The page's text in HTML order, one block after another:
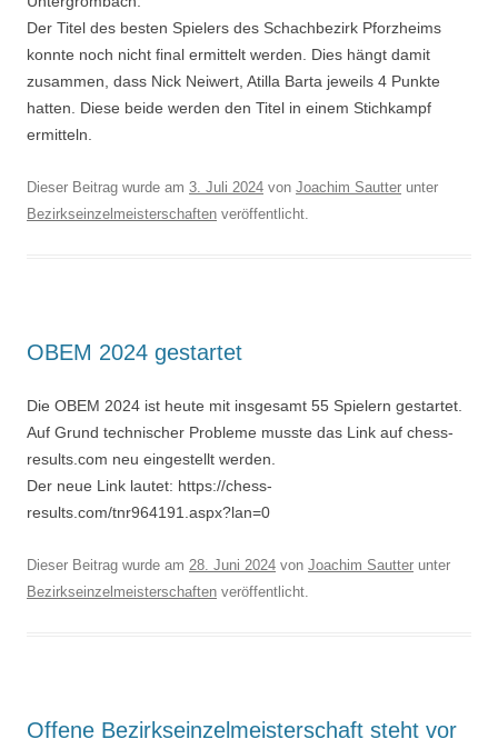
Der Titel des besten Spielers des Schachbezirk Pforzheims
konnte noch nicht final ermittelt werden. Dies hängt damit
zusammen, dass Nick Neiwert, Atilla Barta jeweils 4 Punkte
hatten. Diese beide werden den Titel in einem Stichkampf
ermitteln.
Dieser Beitrag wurde am 3. Juli 2024 von Joachim Sautter unter
Bezirkseinzelmeisterschaften veröffentlicht.
OBEM 2024 gestartet
Die OBEM 2024 ist heute mit insgesamt 55 Spielern gestartet.
Auf Grund technischer Probleme musste das Link auf chess-
results.com neu eingestellt werden.
Der neue Link lautet: https://chess-
results.com/tnr964191.aspx?lan=0
Dieser Beitrag wurde am 28. Juni 2024 von Joachim Sautter unter
Bezirkseinzelmeisterschaften veröffentlicht.
Offene Bezirkseinzelmeisterschaft steht vor